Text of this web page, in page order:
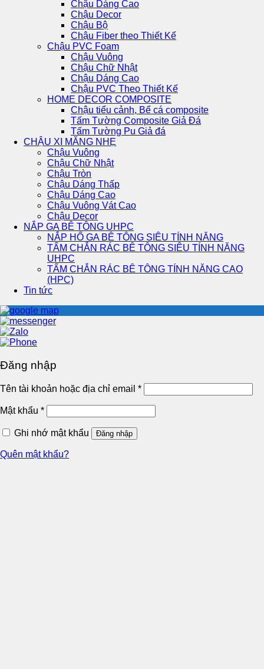
Chậu Dáng Cao
Chậu Decor
Chậu Bộ
Chậu Fiber theo Thiết Kế
Chậu PVC Foam
Chậu Vuông
Chậu Chữ Nhật
Chậu Dáng Cao
Chậu PVC Theo Thiết Kế
HOME DECOR COMPOSITE
Chậu tiểu cảnh, Bể cá composite
Tấm Tường Composite Giả Đá
Tấm Tường Pu Giả đá
CHẬU XI MĂNG NHẸ
Chậu Vuông
Chậu Chữ Nhật
Chậu Tròn
Chậu Dáng Thấp
Chậu Dáng Cao
Chậu Vuông Vát Cao
Chậu Decor
NẮP GA BÊ TÔNG UHPC
NẮP HỐ GA BÊ TÔNG SIÊU TÍNH NĂNG
TẤM CHẮN RÁC BÊ TÔNG SIÊU TÍNH NĂNG
UHPC
TẤM CHẮN RÁC BÊ TÔNG TÍNH NĂNG CAO
(HPC)
Tin tức
Đăng nhập
Tên tài khoản hoặc địa chỉ email *
Mật khẩu *
Ghi nhớ mật khẩu Đăng nhập
Quên mật khẩu?